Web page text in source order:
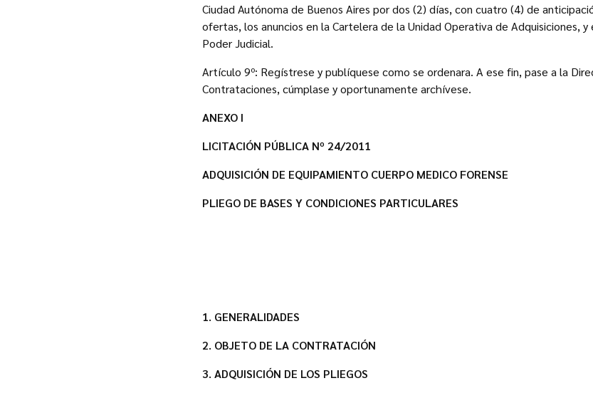
Ciudad Autónoma de Buenos Aires por dos (2) días, con cuatro (4) de
ofertas, los anuncios en la Cartelera de la Unidad Operativa de Adquisiciones,
Poder Judicial.
Artículo 9º: Regístrese y publíquese como se ordenara. A ese fin, pase a la
Contrataciones, cúmplase y oportunamente archívese.
ANEXO I
LICITACIÓN PÚBLICA Nº 24/2011
ADQUISICIÓN DE EQUIPAMIENTO CUERPO MEDICO FORENSE
PLIEGO DE BASES Y CONDICIONES PARTICULARES
1. GENERALIDADES
2. OBJETO DE LA CONTRATACIÓN
3. ADQUISICIÓN DE LOS PLIEGOS